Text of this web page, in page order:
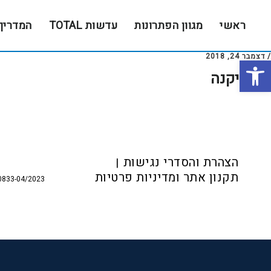
פתח סרגל נגישות
footerראשי מגוון הפתרונות עדשות TOTAL
/ דצמבר 24, 2018
אופטיקנה
Footer
הצהרת והסדרי נגישות
תקנון אתר ומדיניות פרטיות
04/2023